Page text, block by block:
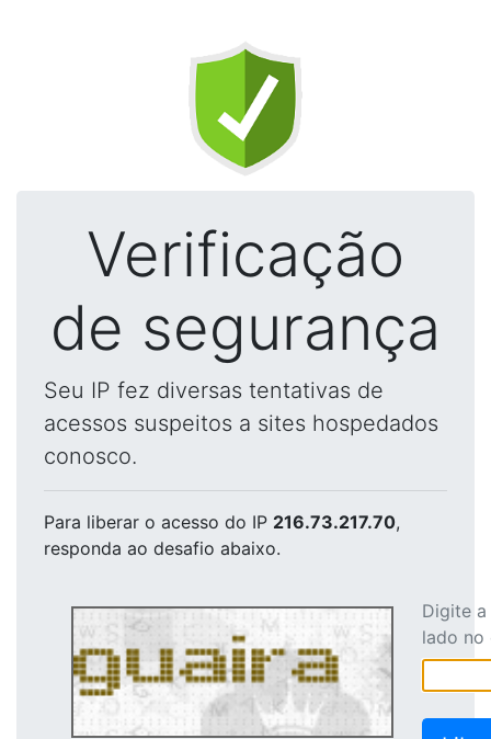
Verificação
de segurança
Seu IP fez diversas tentativas de
acessos suspeitos a sites hospedados
conosco.
Para liberar o acesso do IP 216.73.217.70,
responda ao desafio abaixo.
Digite
lado no